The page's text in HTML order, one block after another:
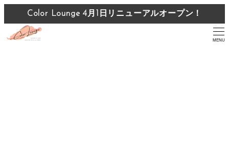
イ
ン
Color Lounge 4月1日リニューアルオープン！
MENU
Color Lounge 4月1日リニューアルオープン！